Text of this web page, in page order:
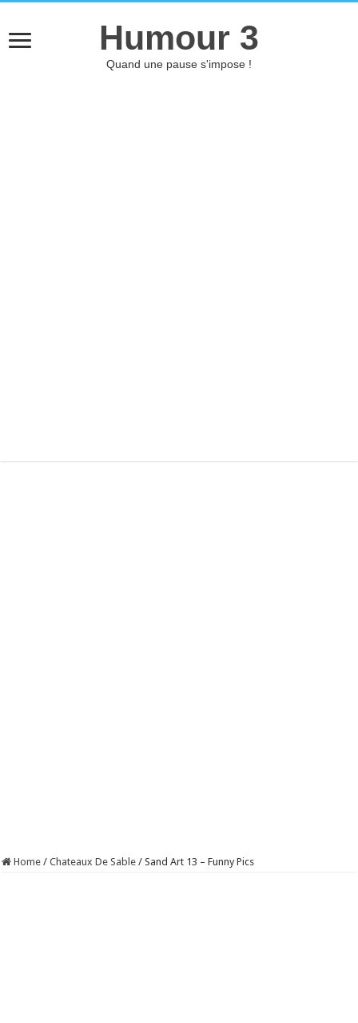
Humour 3
Quand une pause s'impose !
Home / Chateaux De Sable / Sand Art 13 – Funny Pics